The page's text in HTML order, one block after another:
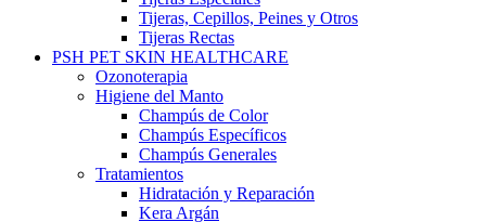
Tijeras, Cepillos, Peines y Otros
Tijeras Rectas
PSH PET SKIN HEALTHCARE
Ozonoterapia
Higiene del Manto
Champús de Color
Champús Específicos
Champús Generales
Tratamientos
Hidratación y Reparación
Kera Argán